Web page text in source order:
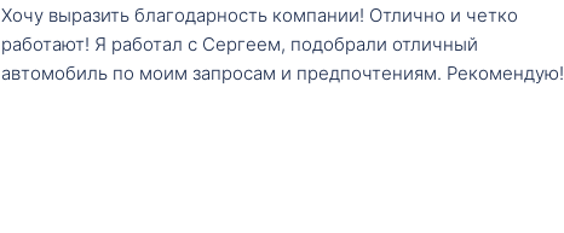
Хочу выразить благодарность компании! Отлично и четко
работают! Я работал с Сергеем, подобрали отличный
автомобиль по моим запросам и предпочтениям. Рекомендую!